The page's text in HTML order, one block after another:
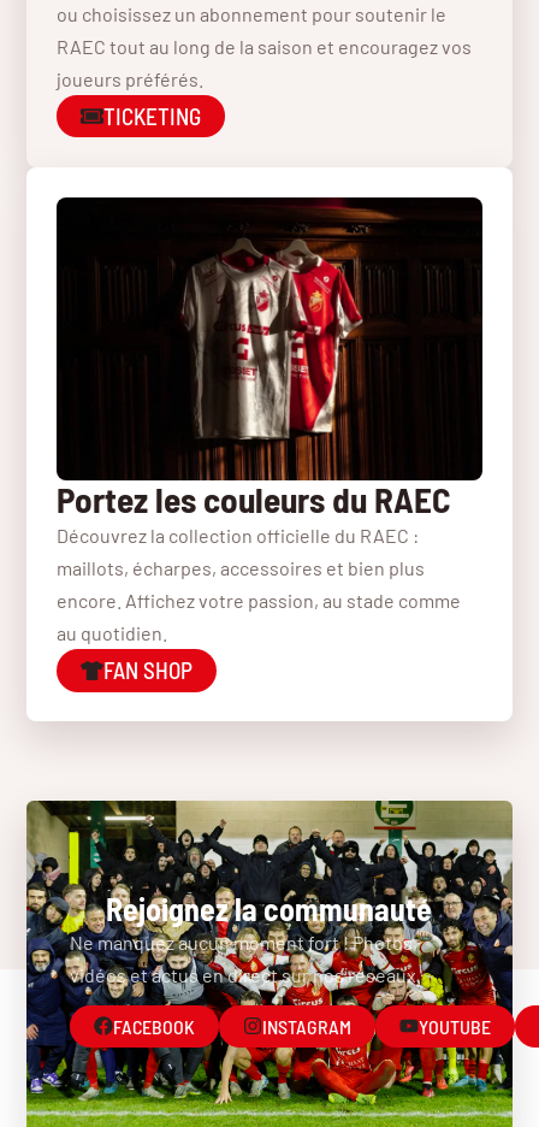
ou choisissez un abonnement pour soutenir le
RAEC tout au long de la saison et encouragez vos
joueurs préférés.
TICKETING
Portez les couleurs du RAEC
Découvrez la collection officielle du RAEC :
maillots, écharpes, accessoires et bien plus
encore. Affichez votre passion, au stade comme
au quotidien.
FAN SHOP
Rejoignez la communauté
Ne manquez aucun moment fort ! Photos,
vidéos et actus en direct sur nos réseaux.
FACEBOOK INSTAGRAM YOUTUBE